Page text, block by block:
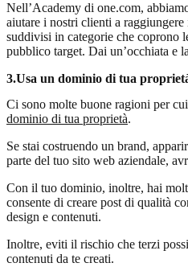
Nell’Academy di one.com,
aiutare i nostri clienti a
suddivisi in categorie che coprono
pubblico target. Dai un’occhiata e
3.Usa un dominio di tua
Ci sono molte buone ragioni per
dominio di tua proprietà.
Se stai costruendo un brand,
parte del tuo sito web aziendale,
Con il tuo dominio, inoltre, hai
consente di creare post di qualità
design e contenuti.
Inoltre, eviti il rischio che terzi
contenuti da te creati.